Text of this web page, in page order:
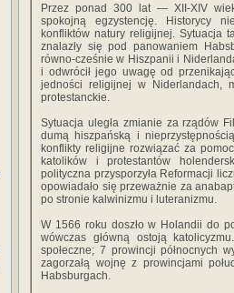
Przez ponad 300 lat — XII-XIV
spokojną egzystencję. Historycy
konfliktów natury religij­nej. Sytuacja
znalazły się pod panowaniem
równo-cześnie w Hiszpanii i
i odwró­cił jego uwagę od
jedności religijnej w Niderlandach,
protestanckie.
Sytuacja uległa zmia­nie za rządów
dumą hiszpańską i
konflikty religijne rozwiązać za
kato­lików i protestantów
polityczna przyspo­rzyła Reformacji
opowiadało się przeważnie za
po stronie kalwinizmu i luteranizmu.
W 1566 roku doszło w Holandii do
wówczas główną ostoją
społeczne; 7 prowincji pół­nocnych
zagorzałą wojnę z prowincjami
Habsburgach.